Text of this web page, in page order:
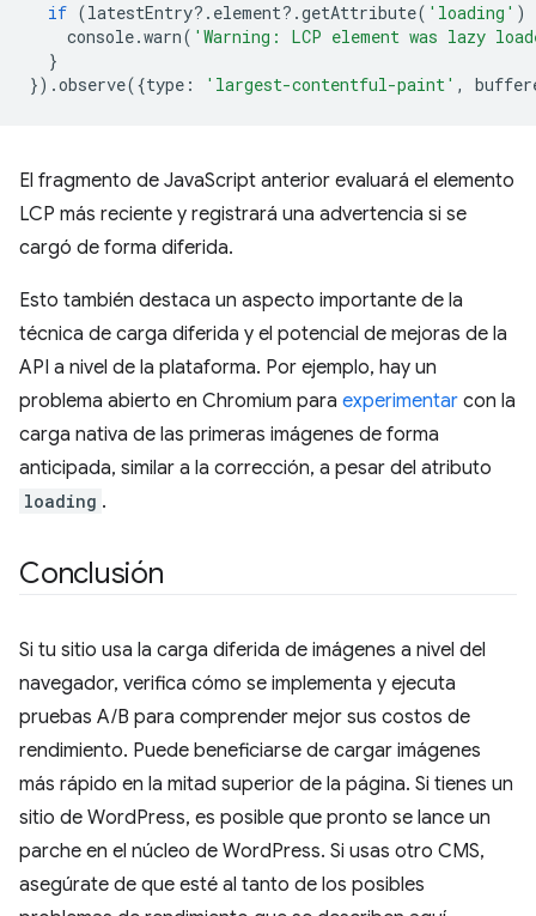
if (latestEntry? . element? .getAttribute( 'loading' )
console.warn( 'Warning: LCP element was lazy
}
}).observe({type : 'largest-contentful-paint' ,
El fragmento de JavaScript anterior evaluará el elemento
LCP más reciente y registrará una advertencia si se
cargó de forma diferida.
Esto también destaca un aspecto importante de la
técnica de carga diferida y el potencial de mejoras de la
API a nivel de la plataforma. Por ejemplo, hay un
problema abierto en Chromium para experimentar con la
carga nativa de las primeras imágenes de forma
anticipada, similar a la corrección, a pesar del atributo
loading .
Conclusión
Si tu sitio usa la carga diferida de imágenes a nivel del
navegador, verifica cómo se implementa y ejecuta
pruebas A/B para comprender mejor sus costos de
rendimiento. Puede beneficiarse de cargar imágenes
más rápido en la mitad superior de la página. Si tienes un
sitio de WordPress, es posible que pronto se lance un
parche en el núcleo de WordPress. Si usas otro CMS,
asegúrate de que esté al tanto de los posibles